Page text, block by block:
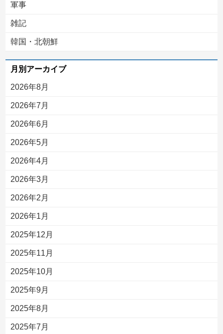
軍事
雑記
韓国・北朝鮮
月別アーカイブ
2026年8月
2026年7月
2026年6月
2026年5月
2026年4月
2026年3月
2026年2月
2026年1月
2025年12月
2025年11月
2025年10月
2025年9月
2025年8月
2025年7月